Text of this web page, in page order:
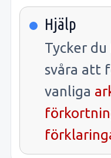
Hjälp
Tycker
svåra att
vanliga